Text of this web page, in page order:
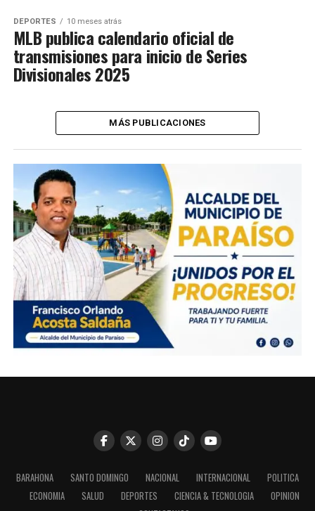
DEPORTES 10 meses atrás
MLB publica calendario oficial de
transmisiones para inicio de Series
Divisionales 2025
MÁS PUBLICACIONES
BARAHONA SANTO DOMINGO NACIONAL INTERNACIONAL
POLITICA
ECONOMIA
SALUD DEPORTES CIENCIA & TECNOLOGIA
OPINION